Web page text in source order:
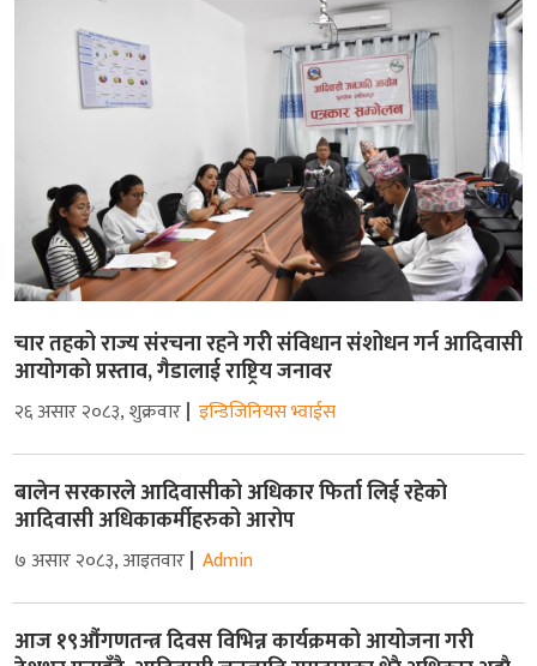
चार तहको राज्य संरचना रहने गरीे संविधान संशोधन गर्न आदिवासी
आयोगको प्रस्ताव, गैडालाई राष्ट्रिय जनावर
२६ असार २०८३, शुक्रवार इन्डिजिनियस भ्वाईस
बालेन सरकारले आदिवासीको अधिकार फिर्ता लिई रहेको
आदिवासी अधिकाकर्मीहरुको आरोप
७ असार २०८३, आइतवार Admin
आज १९औंगणतन्त्र दिवस विभिन्न कार्यक्रमको आयोजना गरी